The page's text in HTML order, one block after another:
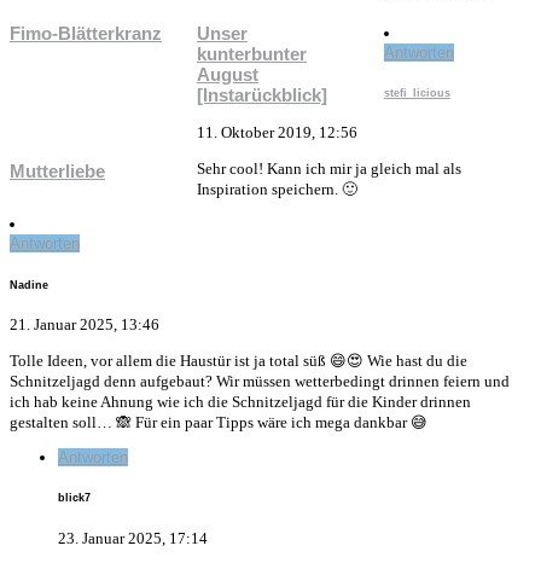
Fimo-Blätterkranz
Unser
kunterbunter
August
[Instarückblick]
Mutterliebe
Antworten
stefi_licious
11. Oktober 2019, 12:56
Sehr cool! Kann ich mir ja gleich mal als
Inspiration speichern. 🙂
Antworten
Nadine
21. Januar 2025, 13:46
Tolle Ideen, vor allem die Haustür ist ja total süß 😄😍 Wie hast du die
Schnitzeljagd denn aufgebaut? Wir müssen wetterbedingt drinnen feiern und
ich hab keine Ahnung wie ich die Schnitzeljagd für die Kinder drinnen
gestalten soll… 🙈 Für ein paar Tipps wäre ich mega dankbar 😅
Antworten
blick7
23. Januar 2025, 17:14